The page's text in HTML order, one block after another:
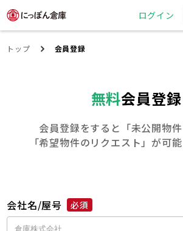
ログイン
トップ 会員登録
無料会員登録
会員登録をすると「未公開物
「希望物件のリクエスト」が可
会社名/屋号 必須